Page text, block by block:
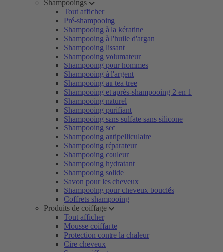
Shampooings
Tout afficher
Pré-shampooing
Shampooing à la kératine
Shampooing à l'huile d'argan
Shampooing lissant
Shampooing volumateur
Shampooing pour hommes
Shampooing à l'argent
Shampooing au tea tree
Shampooing et après-shampooing 2 en 1
Shampooing naturel
Shampooing purifiant
Shampooing sans sulfate sans silicone
Shampooing sec
Shampooing antipelliculaire
Shampooing réparateur
Shampooing couleur
Shampooing hydratant
Shampooing solide
Savon pour les cheveux
Shampooing pour cheveux bouclés
Coffrets shampooing
Produits de coiffage
Tout afficher
Mousse coiffante
Protection contre la chaleur
Cire cheveux